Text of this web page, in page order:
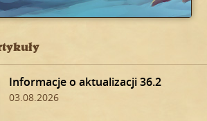
Informacje o aktualizacji 36.2
03.08.2026